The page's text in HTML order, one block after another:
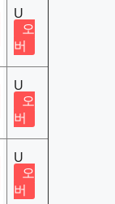
U
오
버
U
오
버
U
오
버